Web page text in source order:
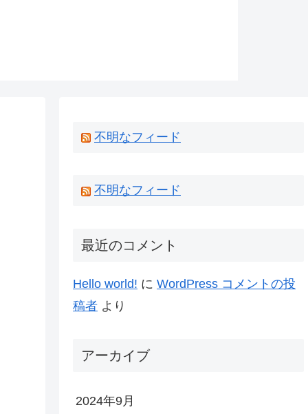
不明なフィード
不明なフィード
最近のコメント
Hello world! に WordPress コメントの投
稿者 より
アーカイブ
2024年9月